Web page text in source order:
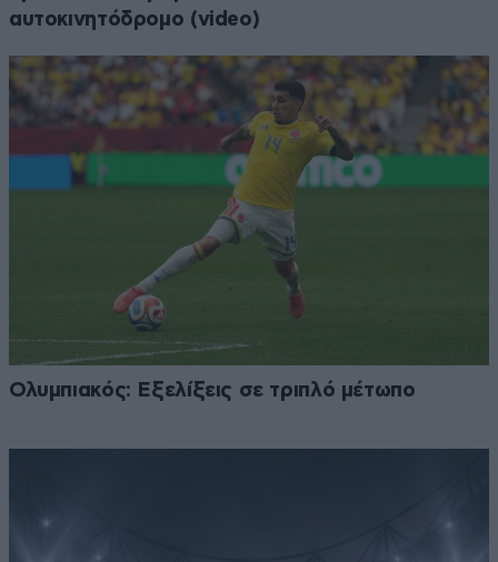
αυτοκινητόδρομο (video)
Ολυμπιακός: Εξελίξεις σε τριπλό μέτωπο